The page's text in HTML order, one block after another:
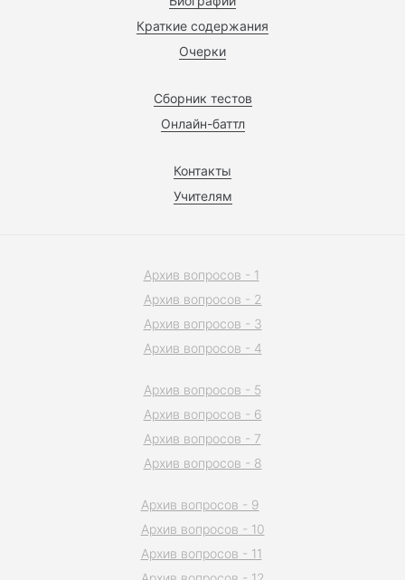
Краткие содержания
Очерки
Сборник тестов
Онлайн-баттл
Контакты
Учителям
Архив вопросов - 1
Архив вопросов - 2
Архив вопросов - 3
Архив вопросов - 4
Архив вопросов - 5
Архив вопросов - 6
Архив вопросов - 7
Архив вопросов - 8
Архив вопросов - 9
Архив вопросов - 10
Архив вопросов - 11